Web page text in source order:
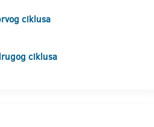
ciklusa
ciklusa